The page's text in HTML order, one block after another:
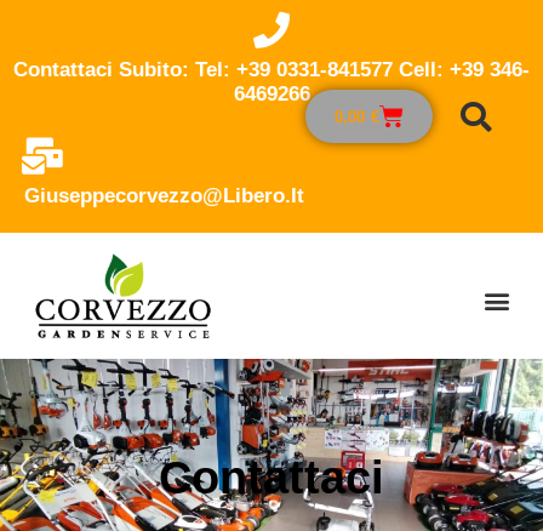
Contattaci Subito: Tel: +39 0331-841577 Cell: +39 346-
6469266
Giuseppecorvezzo@libero.it
0,00 €
Contattaci